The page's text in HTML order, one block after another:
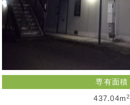
専有面積
437.04m2